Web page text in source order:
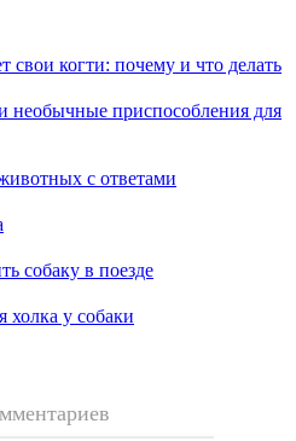
свои когти: почему и что делать
необычные приспособления для
с ответами
собаку в поезде
холка у собаки